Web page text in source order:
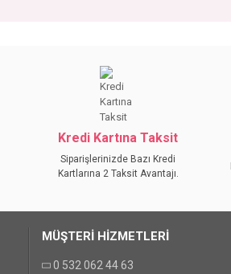
Kredi Kartına Taksit
Siparişlerinizde Bazı Kredi
Kartlarına 2 Taksit Avantajı.
MÜŞTERİ HİZMETLERİ
0 532 062 44 63